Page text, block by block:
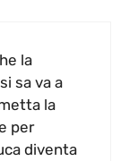
la
sa va a
la
per
diventa